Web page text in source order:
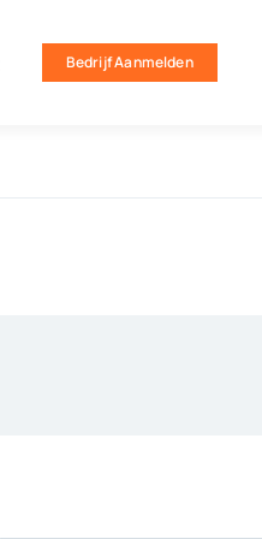
Bedrijf Aanmelden